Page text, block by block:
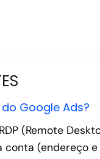
Google Ads?
(Remote
(endereço e